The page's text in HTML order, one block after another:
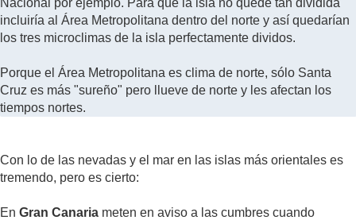
incluiría al Área Metropolitana dentro del norte y así quedarían
los tres microclimas de la isla perfectamente dividos.
Porque el Área Metropolitana es clima de norte, sólo Santa
Cruz es más "sureño" pero llueve de norte y les afectan los
tiempos nortes.
Con lo de las nevadas y el mar en las islas más orientales es
tremendo, pero es cierto:
En Gran Canaria meten en aviso a las cumbres cuando